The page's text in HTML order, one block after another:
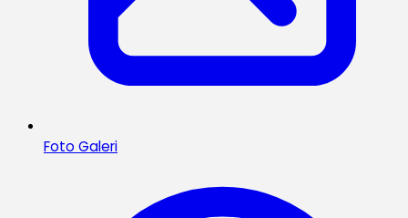
Foto Galeri